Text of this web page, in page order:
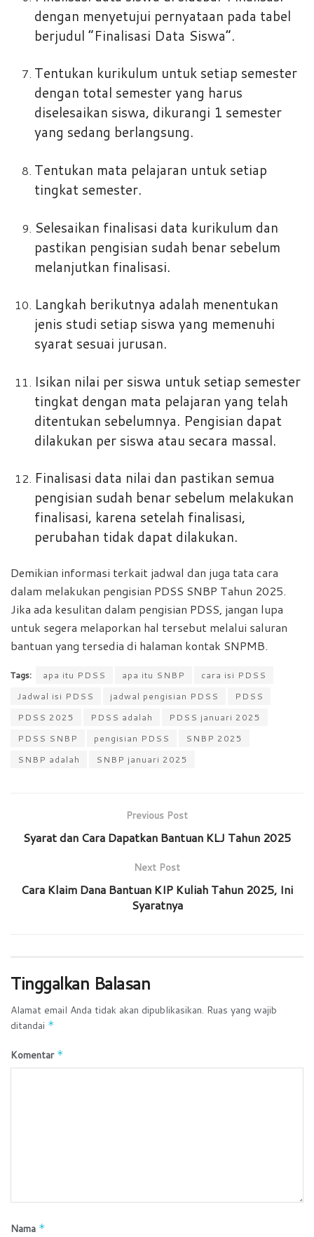
dengan menyetujui pernyataan pada tabel
berjudul “Finalisasi Data Siswa”.
Tentukan kurikulum untuk setiap semester
dengan total semester yang harus
diselesaikan siswa, dikurangi 1 semester
yang sedang berlangsung.
Tentukan mata pelajaran untuk setiap
tingkat semester.
Selesaikan finalisasi data kurikulum dan
pastikan pengisian sudah benar sebelum
melanjutkan finalisasi.
Langkah berikutnya adalah menentukan
jenis studi setiap siswa yang memenuhi
syarat sesuai jurusan.
Isikan nilai per siswa untuk setiap semester
tingkat dengan mata pelajaran yang telah
ditentukan sebelumnya. Pengisian dapat
dilakukan per siswa atau secara massal.
Finalisasi data nilai dan pastikan semua
pengisian sudah benar sebelum melakukan
finalisasi, karena setelah finalisasi,
perubahan tidak dapat dilakukan.
Demikian informasi terkait jadwal dan juga tata cara
dalam melakukan pengisian PDSS SNBP Tahun 2025.
Jika ada kesulitan dalam pengisian PDSS, jangan lupa
untuk segera melaporkan hal tersebut melalui saluran
bantuan yang tersedia di halaman kontak SNPMB.
Tags: apa itu PDSS apa itu SNBP
cara isi PDSS
Jadwal isi PDSS
jadwal pengisian PDSS
PDSS
PDSS 2025
PDSS adalah
PDSS januari 2025
PDSS SNBP
pengisian PDSS
SNBP 2025
SNBP adalah
SNBP januari 2025
Previous Post
Syarat dan Cara Dapatkan Bantuan KLJ Tahun 2025
Next Post
Cara Klaim Dana Bantuan KIP Kuliah Tahun 2025, Ini
Syaratnya
Tinggalkan Balasan
Alamat email Anda tidak akan dipublikasikan. Ruas yang wajib
ditandai *
Komentar *
Nama *